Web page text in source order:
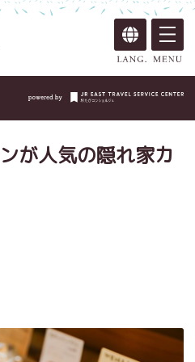
が人気の隠れ家カ